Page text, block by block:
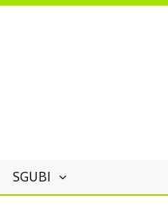
SGUBI